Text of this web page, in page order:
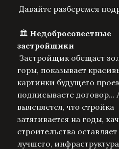
Давайте разберемся
🏛 Недобросовестные
застройщики
Застройщик обещает
горы, показывает
картинки будущего
подписываете договор...
выясняется, что стройка
затягивается на годы,
строительства
лучшего, инфраструктура